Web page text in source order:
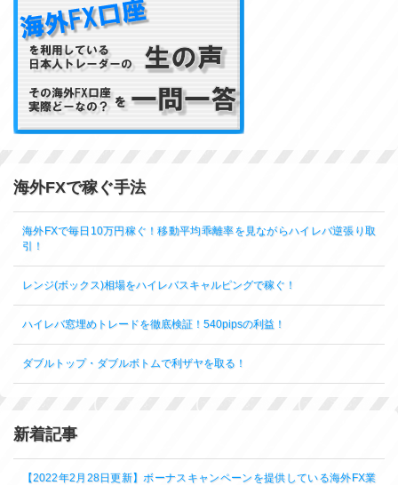
海外FXで稼ぐ手法
海外FXで毎日10万円稼ぐ！移動平均乖離率を見ながらハイレバ逆張り取
引！
レンジ(ボックス)相場をハイレバスキャルピングで稼ぐ！
ハイレバ窓埋めトレードを徹底検証！540pipsの利益！
ダブルトップ・ダブルボトムで利ザヤを取る！
新着記事
【2022年2月28日更新】ボーナスキャンペーンを提供している海外FX業